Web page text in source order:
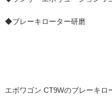
◆ブレーキローター研磨
エボワゴン CT9Wのブレーキロ